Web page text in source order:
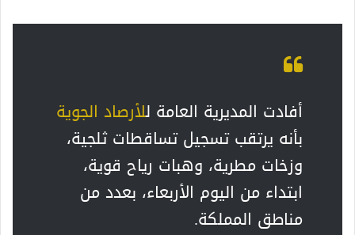
أفادت المديرية العامة للأرصاد الجوية
بأنه يرتقب تسجيل تساقطات ثلجية،
وزخات مطرية، وهبات رياح قوية،
ابتداء من اليوم الأربعاء، بعدد من
مناطق المملكة.